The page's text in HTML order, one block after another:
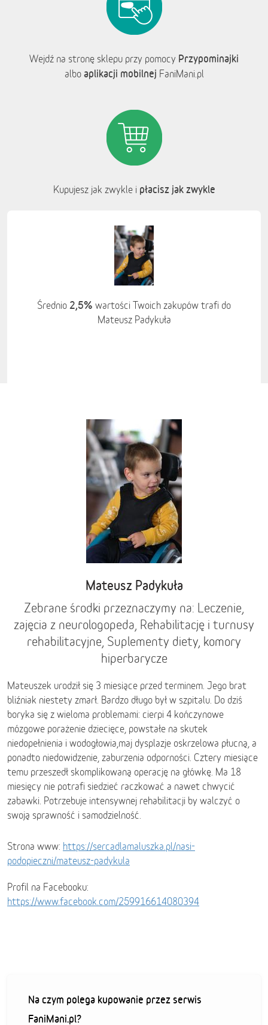
Wejdź na stronę sklepu przy pomocy Przypominajki
albo aplikacji mobilnej FaniMani.pl
Kupujesz jak zwykle i płacisz jak zwykle
Średnio 2,5% wartości Twoich zakupów trafi do
Mateusz Padykuła
Mateusz Padykuła
Zebrane środki przeznaczymy na: Leczenie,
zajęcia z neurologopeda, Rehabilitację i turnusy
rehabilitacyjne, Suplementy diety, komory
hiperbarycze
Mateuszek urodził się 3 miesiące przed terminem. Jego brat
bliźniak niestety zmarł. Bardzo długo był w szpitalu. Do dziś
boryka się z wieloma problemami: cierpi 4 kończynowe
mózgowe porażenie dziecięce, powstałe na skutek
niedopełnienia i wodogłowia,maj dysplazje oskrzelowa płucną, a
ponadto niedowidzenie, zaburzenia odporności. Cztery miesiące
temu przeszedł skomplikowaną operację na główkę. Ma 18
miesięcy nie potrafi siedzieć raczkować a nawet chwycić
zabawki. Potrzebuje intensywnej rehabilitacji by walczyć o
swoją sprawność i samodzielność.
Strona www: https://sercadlamaluszka.pl/nasi-
podopieczni/mateusz-padykula
Profil na Facebooku:
https://www.facebook.com/259916614080394
Na czym polega kupowanie przez serwis
FaniMani.pl?